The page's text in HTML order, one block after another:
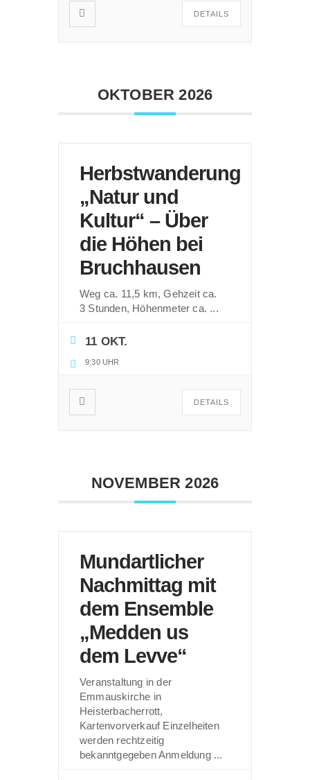
DETAILS
OKTOBER 2026
Herbstwanderung
„Natur und
Kultur“ – Über
die Höhen bei
Bruchhausen
Weg ca. 11,5 km, Gehzeit ca.
3 Stunden, Höhenmeter ca. ...
11 OKT.
9:30 UHR
DETAILS
NOVEMBER 2026
Mundartlicher
Nachmittag mit
dem Ensemble
„Medden us
dem Levve“
Veranstaltung in der
Emmauskirche in
Heisterbacherrott,
Kartenvorverkauf Einzelheiten
werden rechtzeitig
bekanntgegeben Anmeldung ...